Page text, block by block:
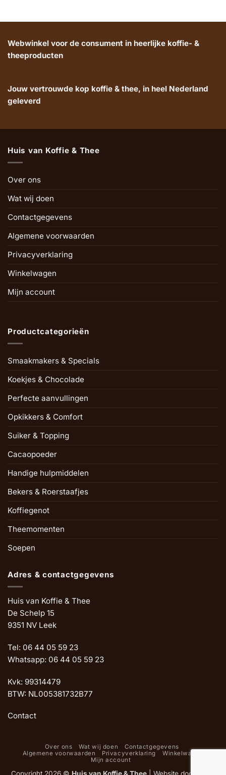
Webwinkel voor de consument in heerlijke koffie- &
theeproducten
Jouw vertrouwde kop koffie & thee, in heel Nederland
geleverd
Huis van Koffie & Thee
Over ons
Wat wij doen
Contactgegevens
Algemene voorwaarden
Privacyverklaring
Winkelwagen
Mijn account
Productcategorieën
Smaakmakers & Specials
Koekjes & Chocolade
Perfecte aanvullingen
Opkikkers & Comfort
Suiker & Topping
Cacaopoeder
Handige hulpmiddelen
Bekers & Roerstaafjes
Koffiegenot
Theemomenten
Soepen
Adres & contactgegevens
Huis van Koffie & Thee
De Schelp 15
9351 NV Leek
Tel: 06 44 05 59 23
Whatsapp: 06 44 05 59 23
Kvk: 99314479
BTW: NL005381732B77
Contact
Over ons Wat wij doen
Contactgegevens
Algemene voorwaarden
Privacyverklaring
Winkelwagen
Mijn account